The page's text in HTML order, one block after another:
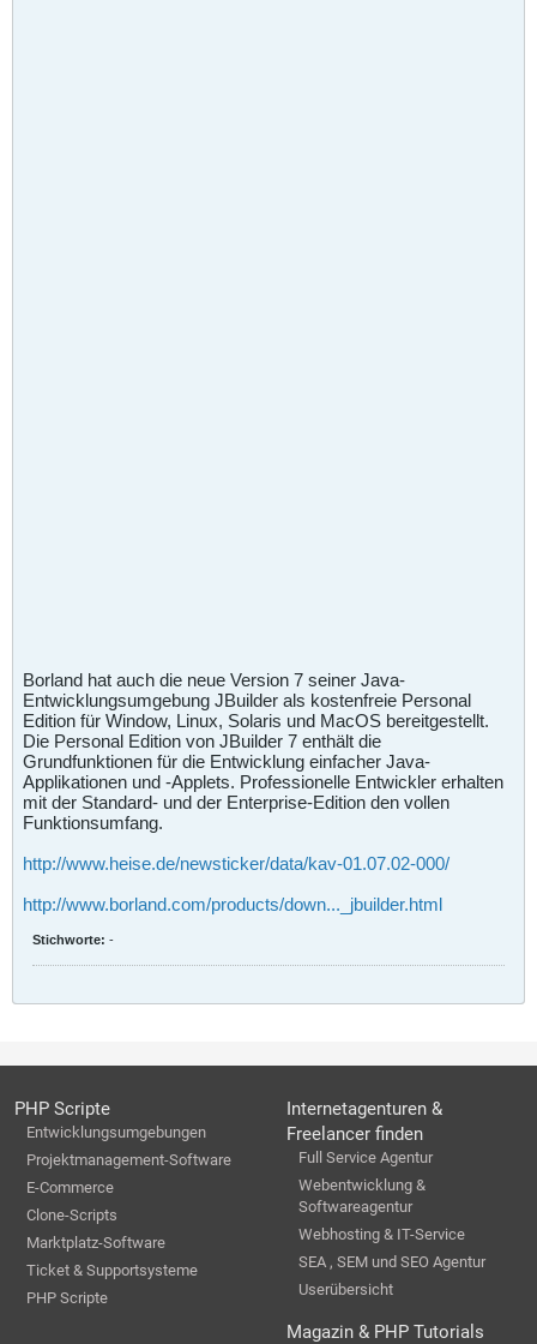
Borland hat auch die neue Version 7 seiner Java-
Entwicklungsumgebung JBuilder als kostenfreie Personal
Edition für Window, Linux, Solaris und MacOS bereitgestellt.
Die Personal Edition von JBuilder 7 enthält die
Grundfunktionen für die Entwicklung einfacher Java-
Applikationen und -Applets. Professionelle Entwickler erhalten
mit der Standard- und der Enterprise-Edition den vollen
Funktionsumfang.
http://www.heise.de/newsticker/data/kav-01.07.02-000/
http://www.borland.com/products/down..._jbuilder.html
Stichworte: -
PHP Scripte
Entwicklungsumgebungen
Projektmanagement-Software
E-Commerce
Clone-Scripts
Marktplatz-Software
Ticket & Supportsysteme
PHP Scripte
Internetagenturen &
Freelancer finden
Full Service Agentur
Webentwicklung &
Softwareagentur
Webhosting & IT-Service
SEA , SEM und SEO Agentur
Userübersicht
Magazin & PHP Tutorials